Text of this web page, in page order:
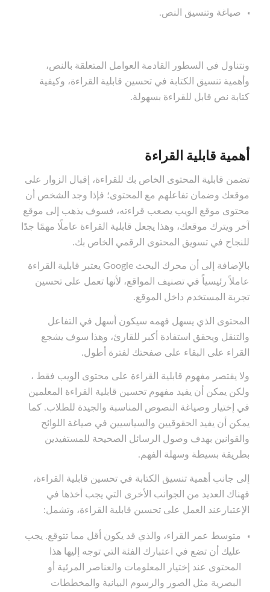
صياغة وتنسيق النص.
ونتناول في السطور القادمة العوامل المتعلقة بالنص،
وأهمية تنسيق الكتابة في تحسين قابلية القراءة، وكيفية
كتابة نص قابل للقراءة بسهولة.
أهمية قابلية القراءة
تضمن قابلية المحتوى الخاص بك للقراءة، إقبال الزوار على
موقعك وضمان تفاعلهم مع المحتوى؛ فإذا وجد الشخص أن
محتوى موقع الويب يصعب قراءته، فسوف يذهب إلى موقع
آخر ويترك موقعك، وهذا يجعل قابلية القراءة عاملًا مهمًا جدًا
للنجاح في تسويق المحتوى الرقمي الخاص بك.
بالإضافة إلى أن محرك البحث Google يعتبر قابلية القراءة
عاملاً رئيسياً في تصنيف المواقع، لأنها تعمل على تحسين
تجربة المستخدم داخل الموقع.
المحتوى الذي يسهل فهمه سيكون أسهل في التفاعل
والتنقل ويحقق استفادة أكبر للقارئ، وهذا سوف يشجع
القراء على البقاء على صفحتك لفترة أطول.
ولا يقتصر مفهوم قابلية القراءة على محتوى الويب فقط ،
ولكن يمكن أن يفيد مفهوم تحسين قابلية القراءة المعلمين
في إختيار وصياغة النصوص المناسبة والجيدة للطلاب. كما
يمكن أن يفيد الحقوقيين والسياسيين في صياغة اللوائح
والقوانين بهدف وصول الرسائل الصحيحة للمستفيدين
بطريقة بسيطة وسهلة الفهم.
إلى جانب أهمية تنسيق الكتابة في تحسين قابلية القراءة،
فهناك العديد من الجوانب الأخرى التي يجب أخذها في
الإعتبارعند العمل على تحسين قابلية القراءة، وتشمل:
متوسط عمر القراء، والذي قد يكون أقل مما تتوقع. يجب
عليك أن تضع في اعتبارك الفئة التي توجه إليها هذا
المحتوى عند إختيار المعلومات والعناصر المرئية أو
البصرية مثل الصور والرسوم البيانية والمخططات